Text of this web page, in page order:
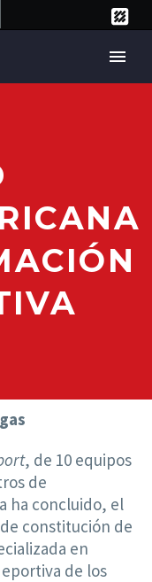
, de 10 equipos
de
ha concluido, el
constitución de
en
de los